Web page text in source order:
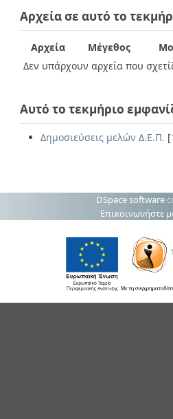
Αρχεία σε αυτό το
Αρχεία Μέγεθος
Δεν υπάρχουν αρχεία που
Αυτό το τεκμήριο
Δημοσιεύσεις μελών Δ.Ε.Π.
DSpace software
Επικοινωνήστε